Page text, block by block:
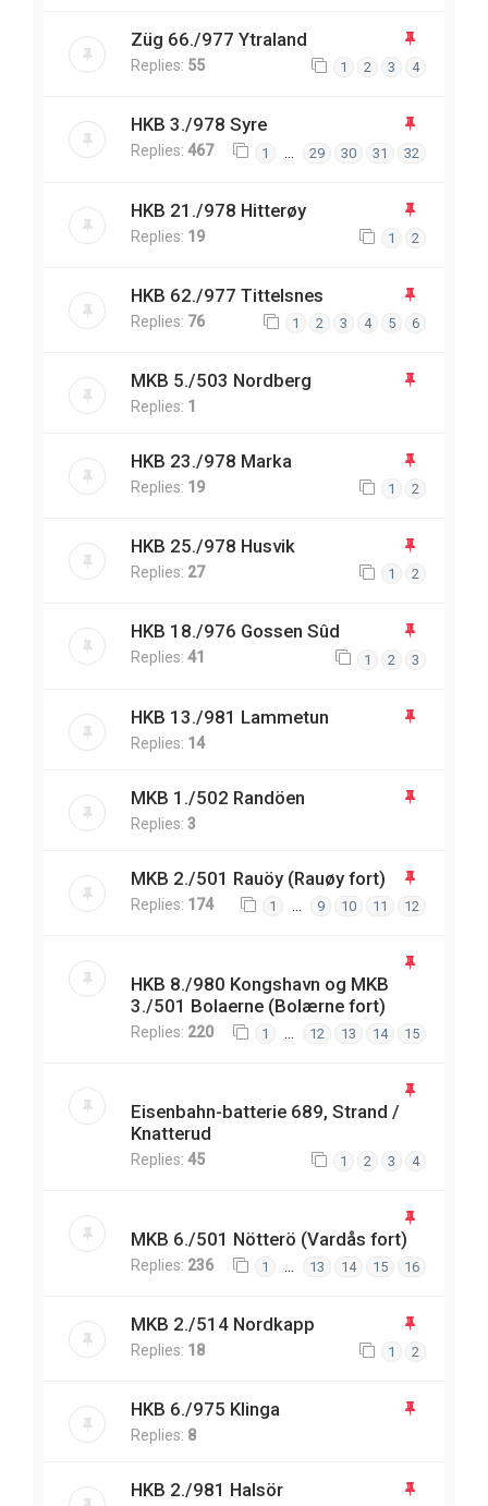
Züg 66./977 Ytraland
Replies: 55 1 2 3 4
HKB 3./978 Syre
Replies: 467 1 29 30 31 32
HKB 21./978 Hitterøy
Replies: 19 1 2
HKB 62./977 Tittelsnes
Replies: 76 1 2 3 4 5 6
MKB 5./503 Nordberg
Replies: 1
HKB 23./978 Marka
Replies: 19 1 2
HKB 25./978 Husvik
Replies: 27 1 2
HKB 18./976 Gossen Sûd
Replies: 41 1 2 3
HKB 13./981 Lammetun
Replies: 14
MKB 1./502 Randöen
Replies: 3
MKB 2./501 Rauöy (Rauøy fort)
Replies: 174 1 9 10 11 12
HKB 8./980 Kongshavn og MKB
3./501 Bolaerne (Bolærne fort)
Replies: 220 1 12 13 14 15
Eisenbahn-batterie 689, Strand /
Knatterud
Replies: 45 1 2 3 4
MKB 6./501 Nötterö (Vardås fort)
Replies: 236 1 … 13 14 15 16
MKB 2./514 Nordkapp
Replies: 18 1 2
HKB 6./975 Klinga
Replies: 8
HKB 2./981 Halsör